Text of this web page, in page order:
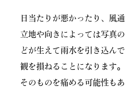
日当たりが悪かったり、風
立地や向きによっては写真
どが生えて雨水を引き込ん
観を損ねることになります
そのものを痛める可能性もあ